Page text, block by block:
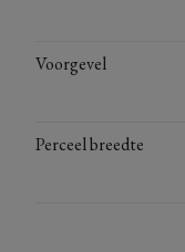
Voorgevel
Perceel breedte